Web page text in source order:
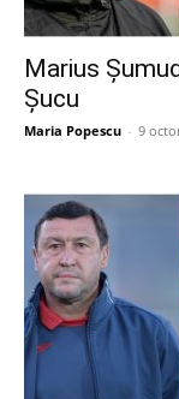
Marius
Șucu
Maria Popescu - 9